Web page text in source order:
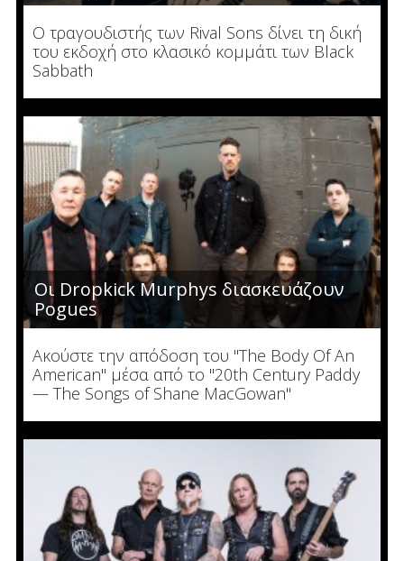
O τραγουδιστής των Rival Sons δίνει τη δική
του εκδοχή στο κλασικό κομμάτι των Black
Sabbath
Οι Dropkick Murphys διασκευάζουν
Pogues
Ακούστε την απόδοση του "The Body Of An
American" μέσα από το "20th Century Paddy
— The Songs of Shane MacGowan"